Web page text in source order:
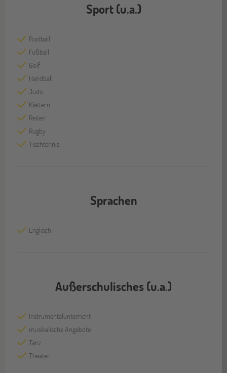
Sport (u.a.)
Football
Fußball
Golf
Handball
Judo
Klettern
Reiten
Rugby
Tischtennis
Sprachen
Englisch
Außerschulisches (u.a.)
Instrumentalunterricht
musikalische Angebote
Tanz
Theater